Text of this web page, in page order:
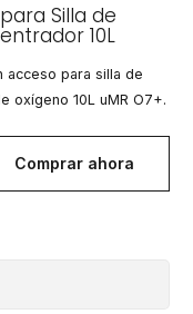
Silla de
10L
acceso para silla de
oxígeno 10L uMR O7+.
Comprar ahora